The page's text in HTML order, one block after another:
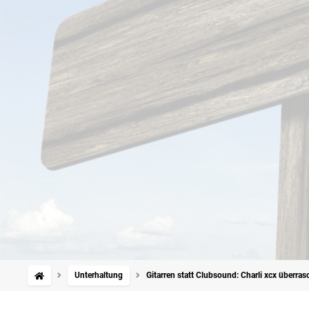
Unterhaltung Gitarren statt Clubsound: Charli xcx